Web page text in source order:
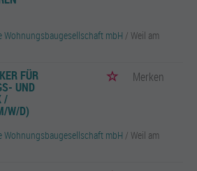
Wohnungsbaugesellschaft mbH / Weil am
FÜR
UND
/
W/D)
Merken
Wohnungsbaugesellschaft mbH / Weil am